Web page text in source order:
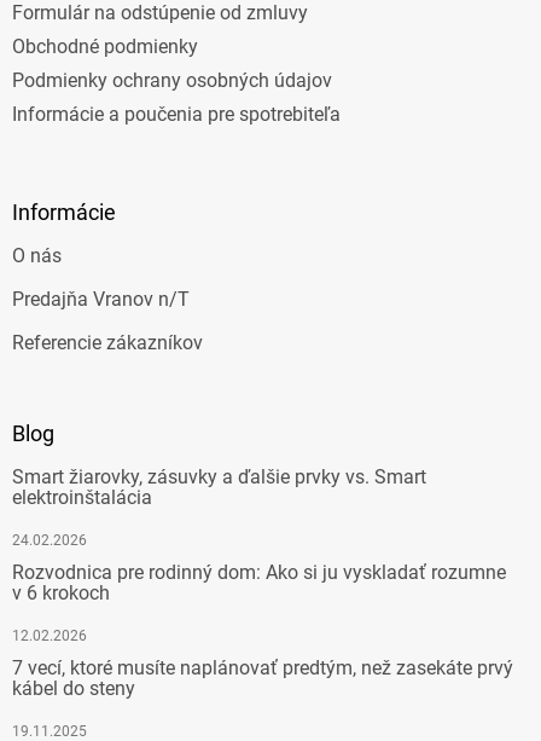
Formulár na odstúpenie od zmluvy
Obchodné podmienky
Podmienky ochrany osobných údajov
Informácie a poučenia pre spotrebiteľa
Informácie
O nás
Predajňa Vranov n/T
Referencie zákazníkov
Blog
Smart žiarovky, zásuvky a ďalšie prvky vs. Smart
elektroinštalácia
24.02.2026
Rozvodnica pre rodinný dom: Ako si ju vyskladať rozumne
v 6 krokoch
12.02.2026
7 vecí, ktoré musíte naplánovať predtým, než zasekáte prvý
kábel do steny
19.11.2025